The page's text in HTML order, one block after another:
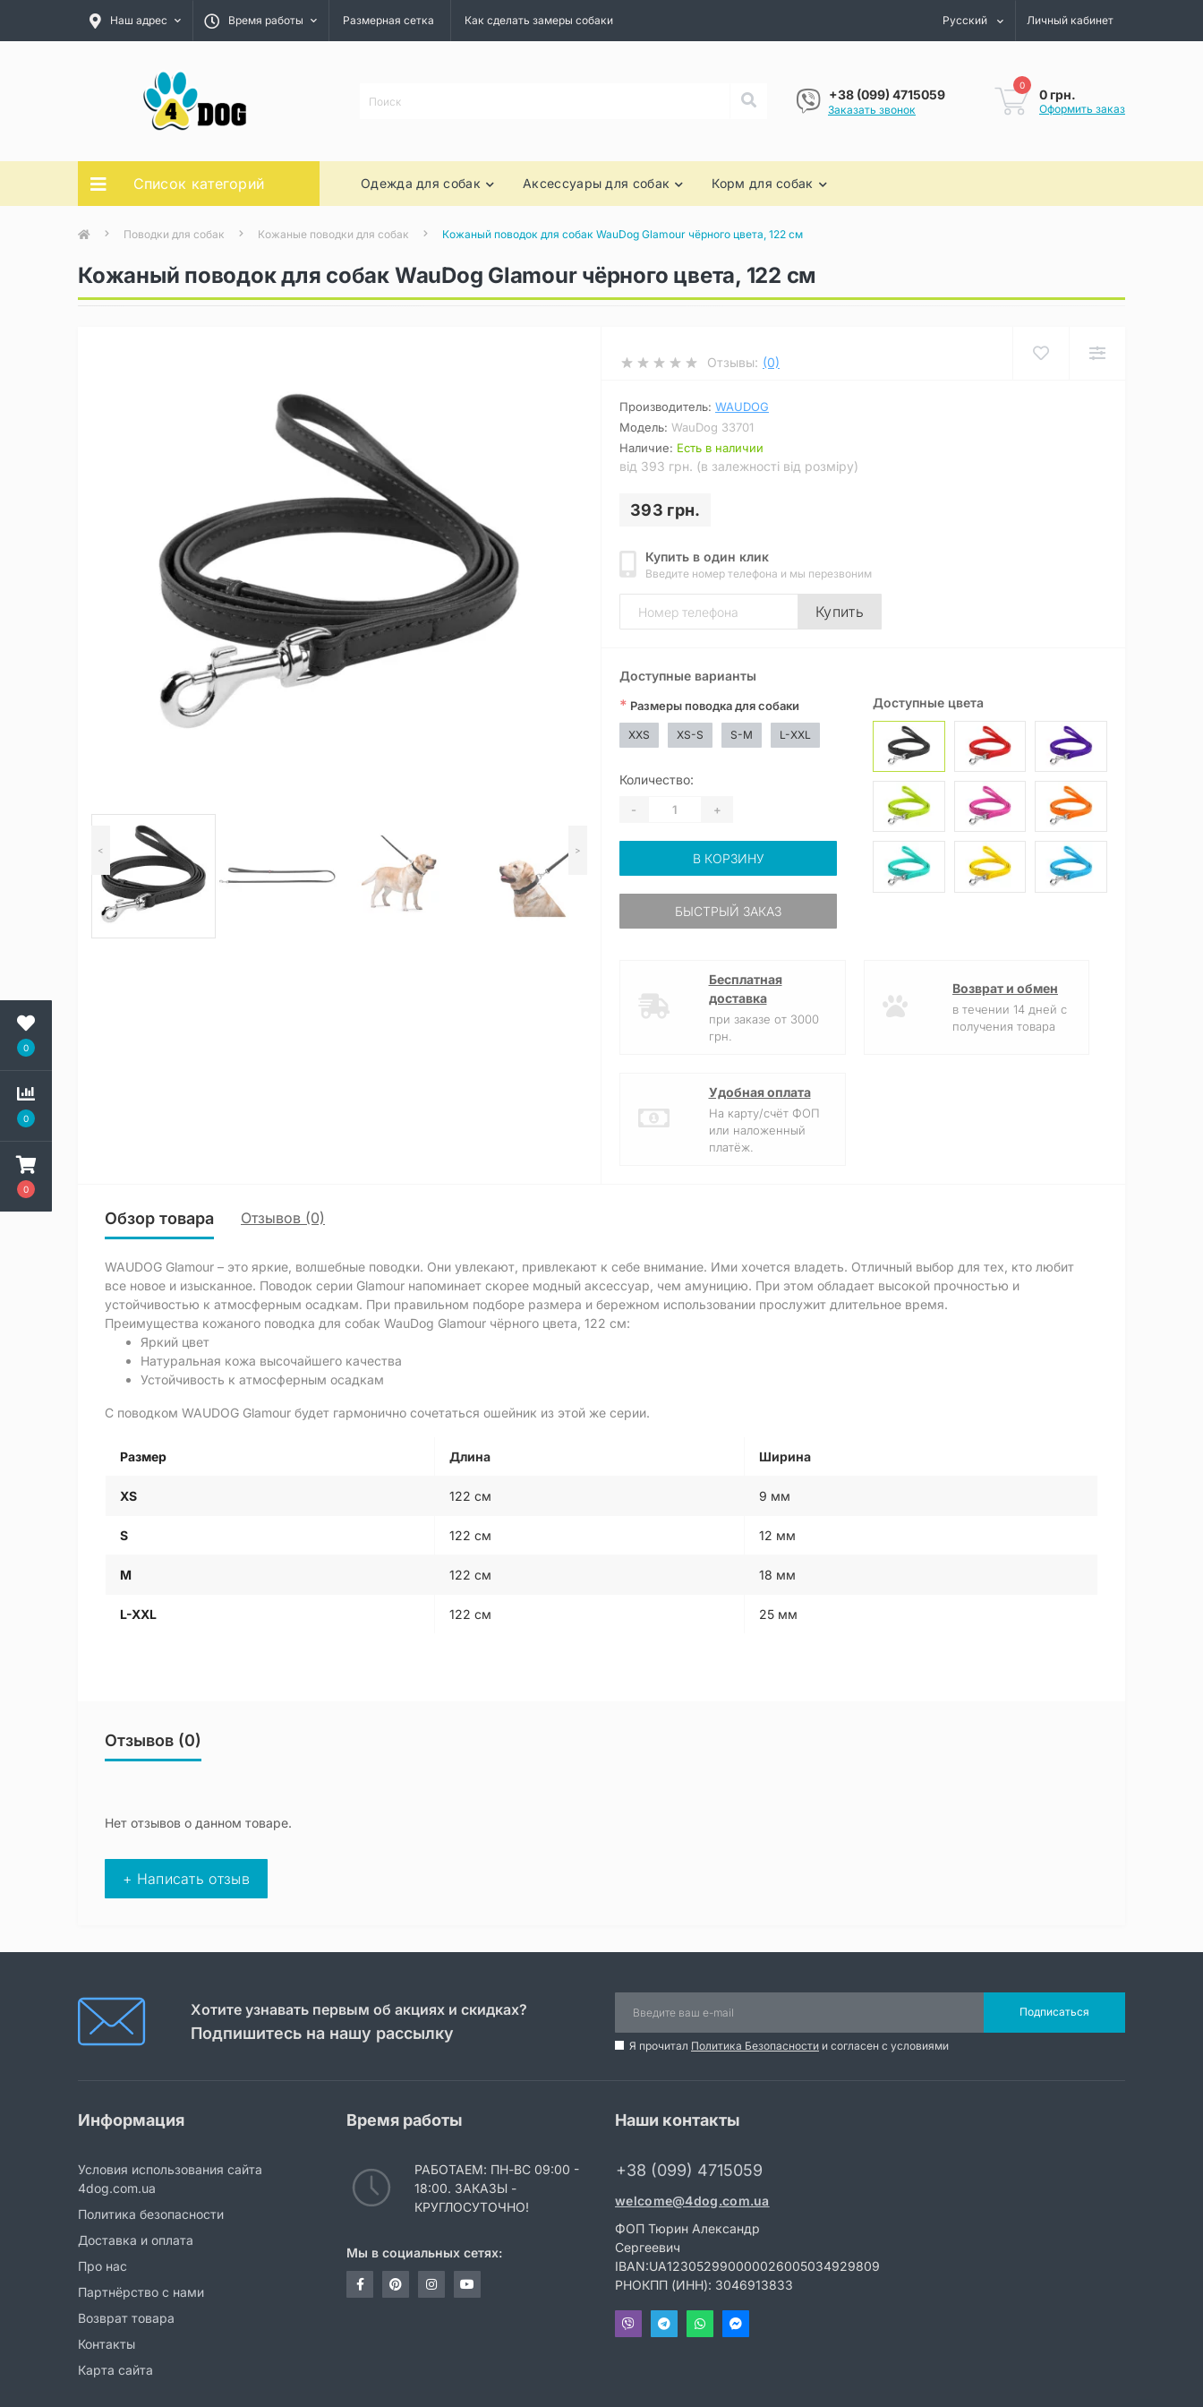
0
0
0
Наш адрес Время работы Размерная сетка Как сделать замеры собаки Русский Личный кабинет
+38 (099) 4715059
Заказать звонок
0
0 грн.
Оформить заказ
Список категорий Одежда для собак Аксессуары для собак Корм для собак
Поводки для собак Кожаные поводки для собак Кожаный поводок для собак WauDog Glamour чёрного цвета, 122 см
Кожаный поводок для собак WauDog Glamour чёрного цвета, 122 см
< >
Отзывы: (0)
Производитель: WAUDOG
Модель: WauDog 33701
Наличие: Есть в наличии
від 393 грн. (в залежності від розміру)
393 грн.
Купить в один клик
Введите номер телефона и мы перезвоним
Купить
Доступные цвета
Доступные варианты
* Размеры поводка для собаки
XXS XS-S S-M L-XXL
Количество:
- +
В КОРЗИНУ
БЫСТРЫЙ ЗАКАЗ
Бесплатная
доставка
при заказе от 3000
грн.
Возврат и обмен
в течении 14 дней с
получения товара
Удобная оплата
На карту/счёт ФОП
или наложенный
платёж.
Обзор товара Отзывов (0)
WAUDOG Glamour – это яркие, волшебные поводки. Они увлекают, привлекают к себе внимание. Ими хочется владеть. Отличный выбор для тех, кто любит
все новое и изысканное. Поводок серии Glamour напоминает скорее модный аксессуар, чем амуницию. При этом обладает высокой прочностью и
устойчивостью к атмосферным осадкам. При правильном подборе размера и бережном использовании прослужит длительное время.
Преимущества кожаного поводка для собак WauDog Glamour чёрного цвета, 122 см:
Яркий цвет
Натуральная кожа высочайшего качества
Устойчивость к атмосферным осадкам
С поводком WAUDOG Glamour будет гармонично сочетаться ошейник из этой же серии.
Размер Длина Ширина
XS 122 см 9 мм
S 122 см 12 мм
M 122 см 18 мм
L-XXL 122 см 25 мм
Отзывов (0)
Нет отзывов о данном товаре.
+ Написать отзыв
Хотите узнавать первым об акциях и скидках?
Подпишитесь на нашу рассылку
Подписаться
Я прочитал Политика Безопасности и согласен с условиями
Информация
Условия использования сайта
4dog.com.ua
Политика безопасности
Доставка и оплата
Про нас
Партнёрство с нами
Возврат товара
Контакты
Карта сайта
Время работы
РАБОТАЕМ: ПН-ВС 09:00 -
18:00. ЗАКАЗЫ -
КРУГЛОСУТОЧНО!
Мы в социальных сетях:
Наши контакты
+38 (099) 4715059
welcome@4dog.com.ua
ФОП Тюрин Александр
Сергеевич
IBAN:UA123052990000026005034929809
РНОКПП (ИНН): 3046913833